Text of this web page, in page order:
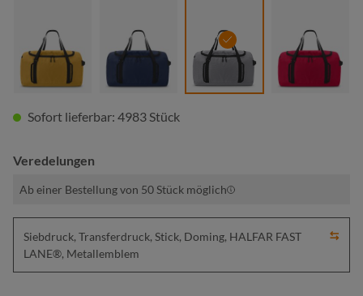
amber marine mittelgrau rot
Sofort lieferbar: 4983 Stück
Veredelungen
Ab einer Bestellung von 50 Stück möglich
Siebdruck, Transferdruck, Stick, Doming, HALFAR FAST
LANE®, Metallemblem